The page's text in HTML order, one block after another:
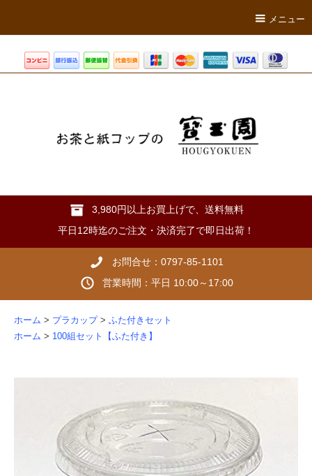
メニュー
3,980円以上お買上げで、送料無料
平日12時迄のご注文・決済完了で即日出荷！
お問合せ：0797-85-1101
営業時間：平日 10:00～17:00
ホーム > プラカップ > ふた付きセット
ホーム > 100組セット【ふた付き】